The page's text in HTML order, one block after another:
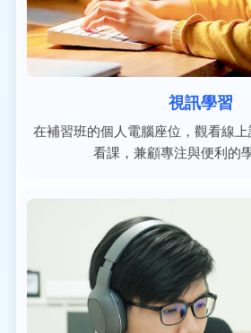
視訊學習
在補習班的個人電腦座位，觀看線
看課，兼顧專注與便利的